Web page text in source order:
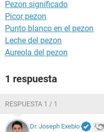
Pezon significado
Picor pezon
Punto blanco en el pezon
Leche del pezon
Aureola del pezon
1 respuesta
RESPUESTA 1 / 1
Dr. Joseph Exebio